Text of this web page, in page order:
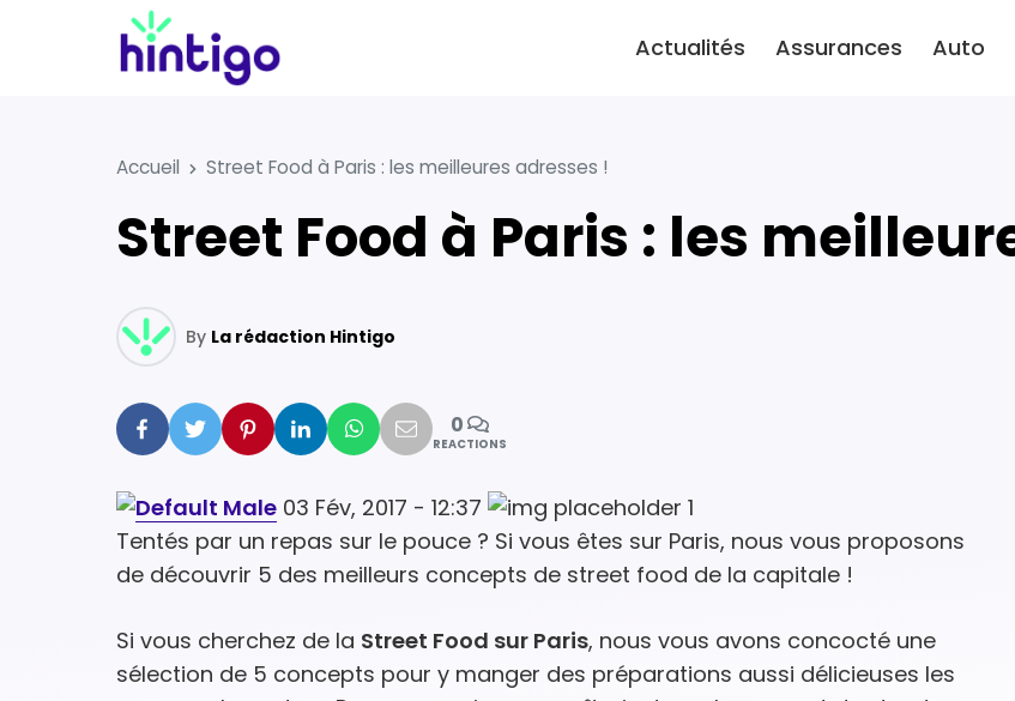
Actualités Assurances Auto
Accueil Street Food à Paris : les meilleures adresses !
Street Food à Paris : les
By La rédaction Hintigo
Facebook
Twitter PinterestLinkedinWhatsapp
Mail0
REACTIONS
03 Fév, 2017 - 12:37
Tentés par un repas sur le pouce ? Si vous êtes sur Paris, nous vous proposons
de découvrir 5 des meilleurs concepts de street food de la capitale !
Si vous cherchez de la Street Food sur Paris, nous vous avons concocté une
sélection de 5 concepts pour y manger des préparations aussi délicieuses les